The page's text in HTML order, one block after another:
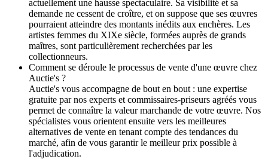
actuellement une hausse spectaculaire. Sa visibilité et sa
demande ne cessent de croître, et on suppose que ses œuvres
pourraient atteindre des montants inédits aux enchères. Les
artistes femmes du XIXe siècle, formées auprès de grands
maîtres, sont particulièrement recherchées par les
collectionneurs.
Comment se déroule le processus de vente d'une œuvre chez
Auctie's ?
Auctie's vous accompagne de bout en bout : une expertise
gratuite par nos experts et commissaires-priseurs agréés vous
permet de connaître la valeur marchande de votre œuvre. Nos
spécialistes vous orientent ensuite vers les meilleures
alternatives de vente en tenant compte des tendances du
marché, afin de vous garantir le meilleur prix possible à
l'adjudication.